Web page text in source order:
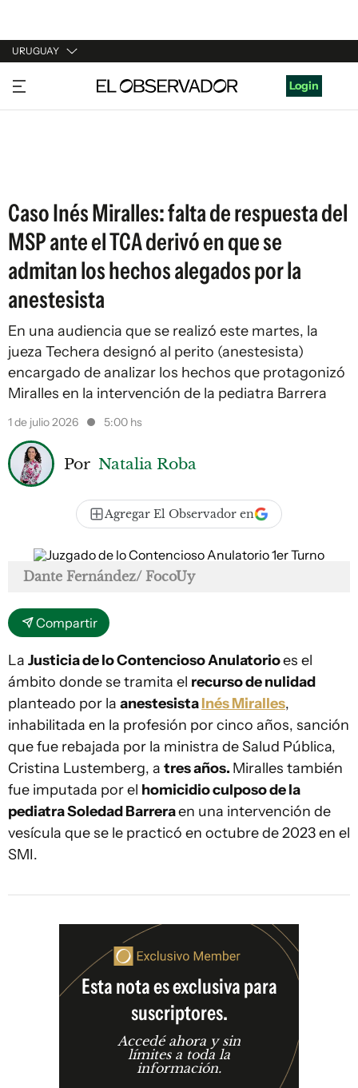
URUGUAY
URUGUAY
ARGENTINA
Login
Caso Inés Miralles: falta de respuesta del
MSP ante el TCA derivó en que se
admitan los hechos alegados por la
anestesista
En una audiencia que se realizó este martes, la
jueza Techera designó al perito (anestesista)
encargado de analizar los hechos que protagonizó
Miralles en la intervención de la pediatra Barrera
1 de julio 2026 5:00 hs
Por Natalia Roba
Agregar El Observador en
Dante Fernández/ FocoUy
Compartir
La Justicia de lo Contencioso Anulatorioes el
ámbito donde se tramita el recurso de nulidad
planteado por la anestesistaInés Miralles,
inhabilitada en la profesión por cinco años, sanción
que fue rebajada por la ministra de Salud Pública,
Cristina Lustemberg, a tres años. Miralles también
fue imputada por el homicidio culposo de la
pediatra Soledad Barreraen una intervención de
vesícula que se le practicó en octubre de 2023 en el
SMI.
Esta nota es exclusiva para
suscriptores.
Accedé ahora y sin
límites a toda la
información.